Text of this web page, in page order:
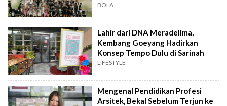
BOLA
Lahir dari DNA Meradelima,
Kembang Goeyang Hadirkan
Konsep Tempo Dulu di Sarinah
LIFESTYLE
Mengenal Pendidikan Profesi
Arsitek, Bekal Sebelum Terjun ke